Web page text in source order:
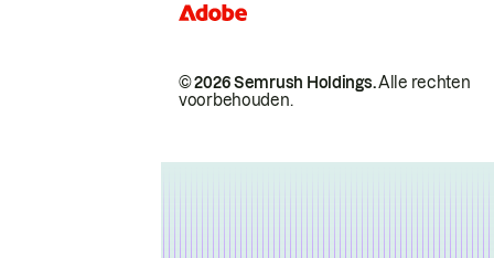
© 2026 Semrush Holdings.Alle rechten
voorbehouden.